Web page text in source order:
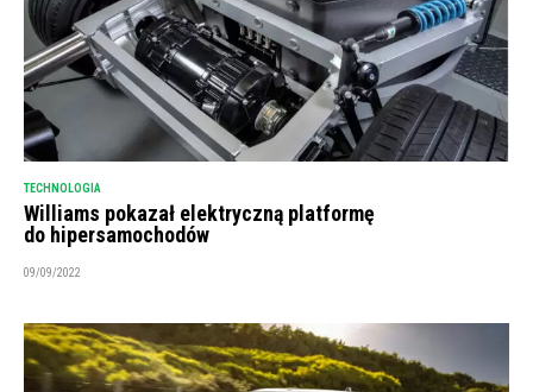
TECHNOLOGIA
Williams pokazał elektryczną platformę
do hipersamochodów
09/09/2022